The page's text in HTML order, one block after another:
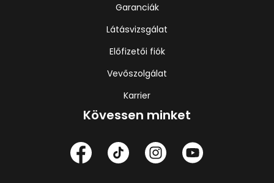
Garanciák
Látásvizsgálat
Előfizetői fiók
Vevőszolgálat
Karrier
Kövessen minket